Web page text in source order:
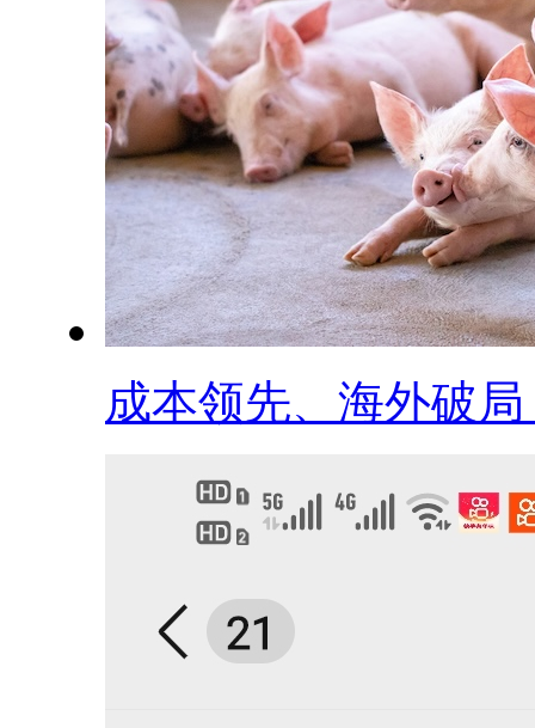
成本领先、海外破局